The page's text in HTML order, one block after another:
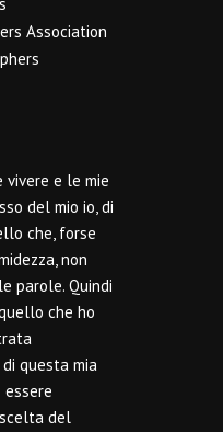
e le mie
del mio io, di
che, forse
non
parole. Quindi
che ho
questa mia
essere
del